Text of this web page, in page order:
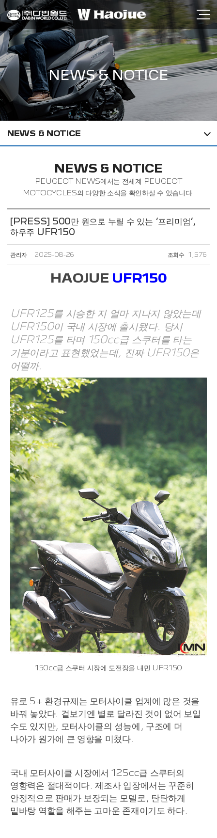
NEWS & NOTICE
NEWS & NOTICE
NEWS & NOTICE
PEUGEOT NEWS에서는 전세계 PEUGEOT
MOTOCYCLES의 다양한 소식을 확인하실 수 있습니다.
[PRESS] 500만 원으로 누릴 수 있는 ‘프리미엄’,
하우주 UFR150
관리자 2025-08-26 조회수 1,576
HAOJUE UFR150
UFR125를 시승한 지 얼마 지나지 않았는데
UFR150이 국내 시장에 출시됐다. 당시
UFR125를 타며 150cc급 스쿠터를 타는
기분이라고 표현했었는데, 진짜 UFR150은
어떨까.
150cc급 스쿠터 시장에 도전장을 내민 UFR150
유로 5+ 환경규제는 모터사이클 업계에 많은 것을
바꿔 놓았다. 겉보기엔 별로 달라진 것이 없어 보일
수도 있지만, 모터사이클의 성능에, 구조에 더
나아가 원가에 큰 영향을 미쳤다.
국내 모터사이클 시장에서 125cc급 스쿠터의
영향력은 절대적이다. 제조사 입장에서는 꾸준히
안정적으로 판매가 보장되는 모델로, 탄탄하게
밑바탕 역할을 해주는 고마운 존재이기도 하다.